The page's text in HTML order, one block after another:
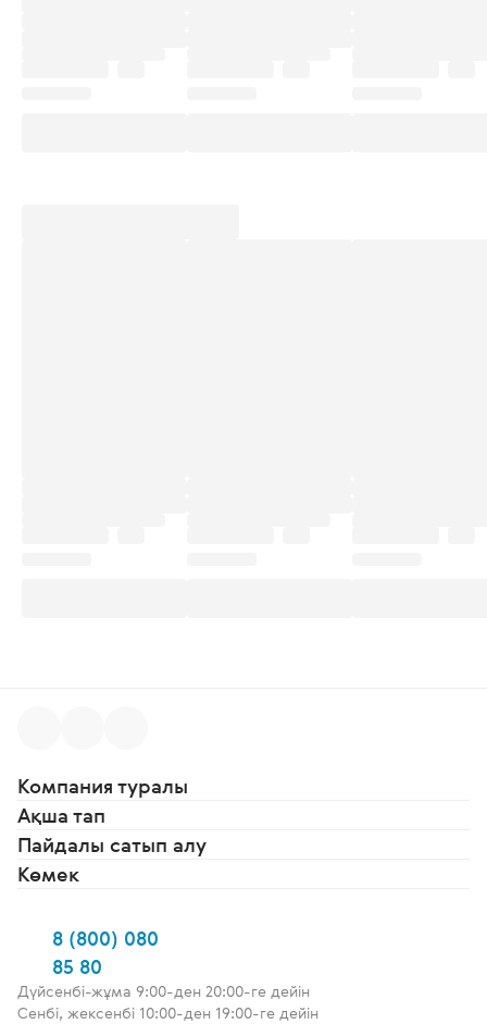
Компания туралы
Ақша тап
Пайдалы сатып алу
Көмек
8 (800) 080
85 80
Дүйсенбі-жұма 9:00-ден 20:00-ге дейін
Сенбі, жексенбі 10:00-ден 19:00-ге дейін